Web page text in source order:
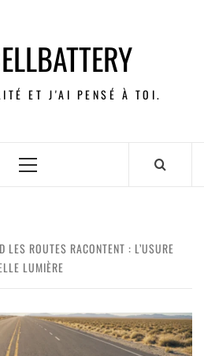
ET J'AI PENSÉ À TOI.
LES ROUTES RACONTENT : L’USURE
LUMIÈRE